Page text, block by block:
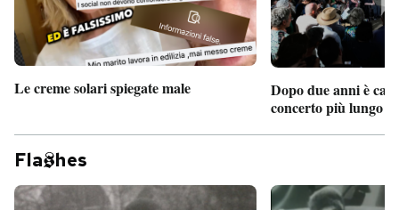
Le creme solari spiegate male
Dopo due anni è
concerto più lungo
Fla hes